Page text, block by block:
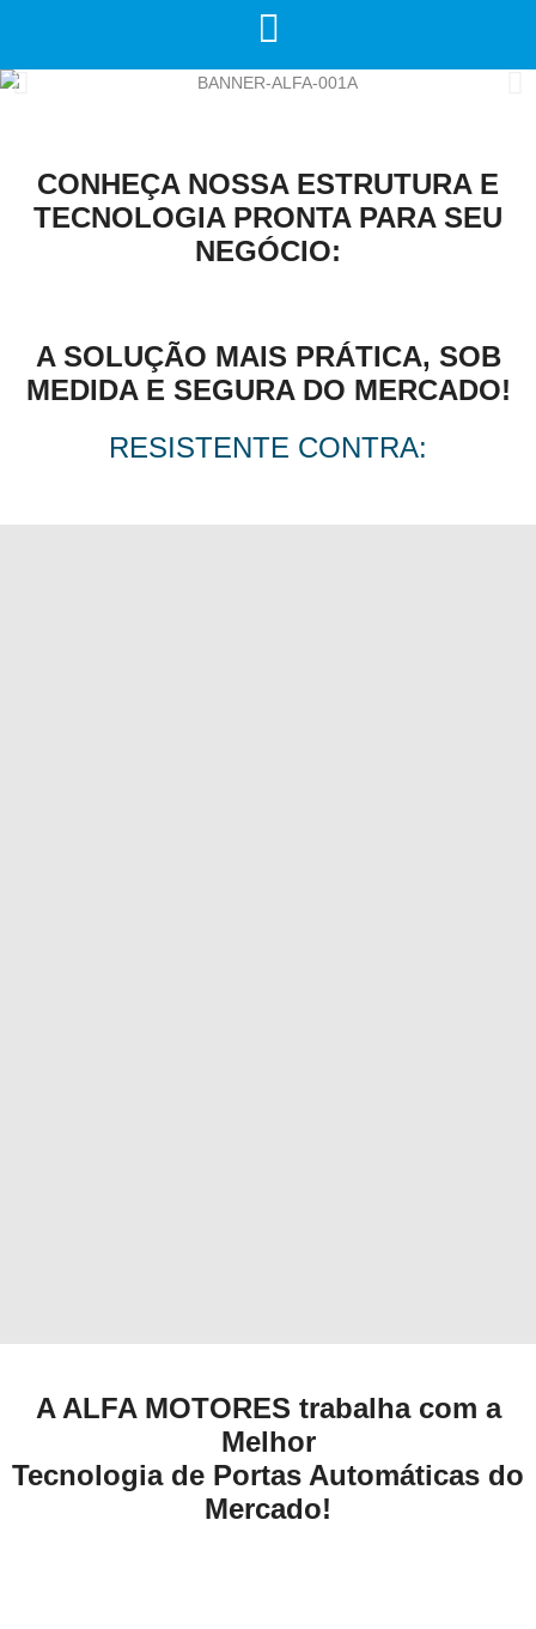
CONHEÇA NOSSA ESTRUTURA E
TECNOLOGIA PRONTA PARA SEU
NEGÓCIO:
A SOLUÇÃO MAIS PRÁTICA, SOB
MEDIDA E SEGURA DO MERCADO!
RESISTENTE CONTRA:
A ALFA MOTORES trabalha com a
Melhor
Tecnologia de Portas Automáticas do
Mercado!